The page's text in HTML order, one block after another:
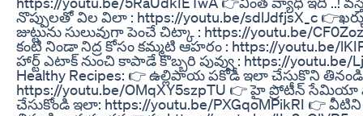
నొప్పులతో విల విలా : https://youtu.be/sdlJdfjsX_c
జుట్టును సులువుగా పెంచే చిట్కా : https://youtu.be/
కంటి నిండా నిద్ర కోసం కమ్మటి ఆహరం : https://youtu.be/
హార్ట్ ఎటాక్ నుంచి కాపాడే కొబ్బరి పువ్వు : https://youtu.be/
Healthy Recipes: 👉 ఉల్లిపాయ పకోడీ ఇలా చేసుకొని
https://youtu.be/OMqXY5szpTU 👉 హై ప్రోటీన్
చేసుకోండి ఇలా: https://youtu.be/PXGqoMPikRI 👉